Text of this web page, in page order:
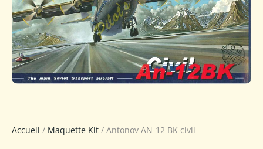
Accueil / Maquette Kit / Antonov AN-12 BK civil